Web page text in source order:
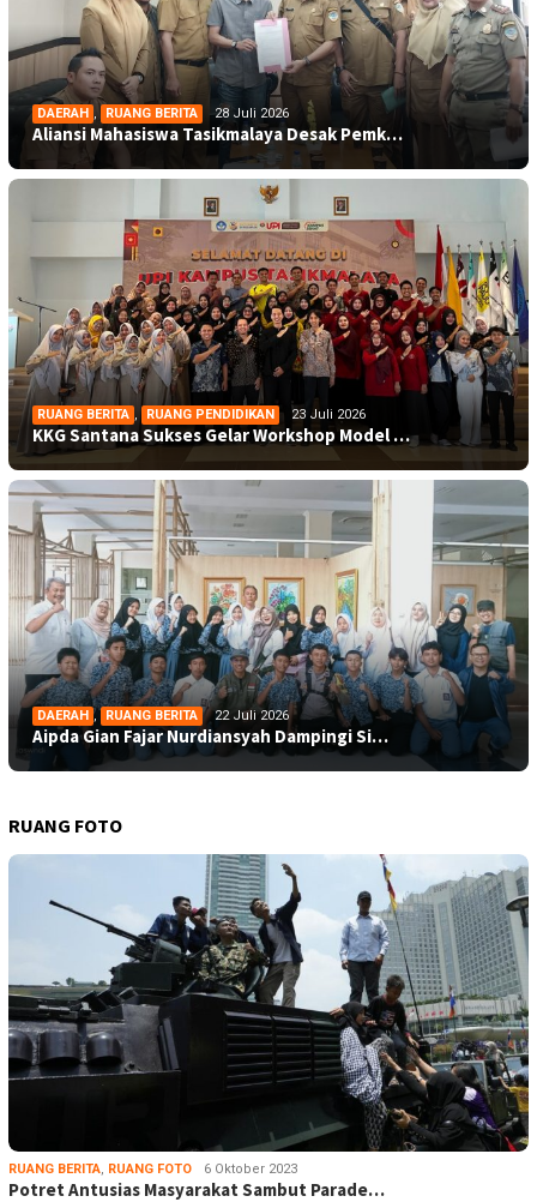
DAERAH , RUANG BERITA 28 Juli 2026
Aliansi Mahasiswa Tasikmalaya Desak Pemk…
RUANG BERITA , RUANG PENDIDIKAN 23 Juli 2026
KKG Santana Sukses Gelar Workshop Model …
DAERAH , RUANG BERITA 22 Juli 2026
Aipda Gian Fajar Nurdiansyah Dampingi Si…
RUANG FOTO
RUANG BERITA, RUANG FOTO 6 Oktober 2023
Potret Antusias Masyarakat Sambut Parade…